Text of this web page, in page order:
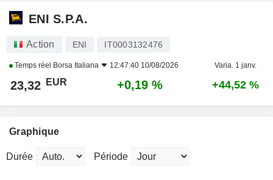
ENI S.P.A.
Action ENI IT0003132476
Temps réel Borsa Italiana 12:47:40 10/08/2026 Varia. 1 janv.
23,32 EUR +0,19 % +44,52 %
Graphique
Durée Période